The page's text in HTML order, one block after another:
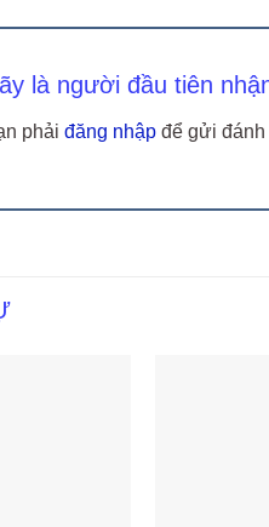
là người đầu tiên
phải đăng nhập để gửi đánh